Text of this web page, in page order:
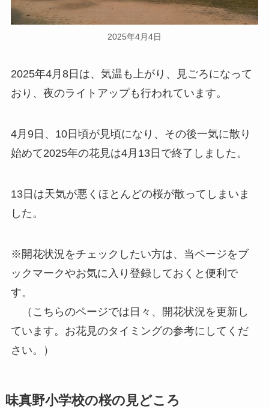
2025年4月4日
2025年4月8日は、気温も上がり、見ごろになって
おり、夜のライトアップも行われています。
4月9日、10日頃が見頃になり、その後一気に散り
始めて2025年の花見は4月13日で終了しました。
13日は天気が悪くほとんどの桜が散ってしまいま
した。
※開花状況をチェックしたい方は、当ページをブ
ックマークやお気に入り登録しておくと便利で
す。
（こちらのページでは日々、開花状況を更新し
ています。お花見のタイミングの参考にしてくだ
さい。）
味真野小学校の桜の見どころ